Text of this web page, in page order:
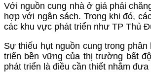
Với nguồn cung nhà ở giá phải
hợp với ngân sách. Trong khi đó,
các khu vực phát triển như TP Thủ
Sự thiếu hụt nguồn cung trong
triển bền vững của thị trường bất
phát triển là điều cần thiết nhằm